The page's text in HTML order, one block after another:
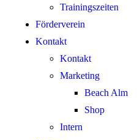
Trainingszeiten
Förderverein
Kontakt
Kontakt
Marketing
Beach Alm
Shop
Intern